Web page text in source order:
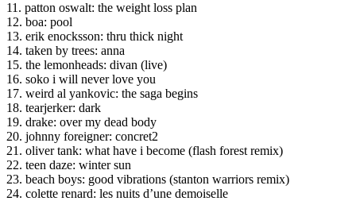
11. patton oswalt: the weight loss plan
12. boa: pool
13. erik enocksson: thru thick night
14. taken by trees: anna
15. the lemonheads: divan (live)
16. soko i will never love you
17. weird al yankovic: the saga begins
18. tearjerker: dark
19. drake: over my dead body
20. johnny foreigner: concret2
21. oliver tank: what have i become (flash forest remix)
22. teen daze: winter sun
23. beach boys: good vibrations (stanton warriors remix)
24. colette renard: les nuits d’une demoiselle